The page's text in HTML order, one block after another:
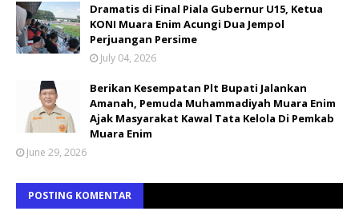
Dramatis di Final Piala Gubernur U15, Ketua
KONI Muara Enim Acungi Dua Jempol
Perjuangan Persime
July 04, 2026
Berikan Kesempatan Plt Bupati Jalankan
Amanah, Pemuda Muhammadiyah Muara Enim
Ajak Masyarakat Kawal Tata Kelola Di Pemkab
Muara Enim
June 29, 2026
POSTING KOMENTAR